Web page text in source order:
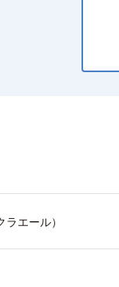
エール）